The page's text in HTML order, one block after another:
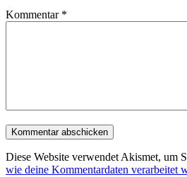
Kommentar *
Diese Website verwendet Akismet, um
wie deine Kommentardaten verarbeitet